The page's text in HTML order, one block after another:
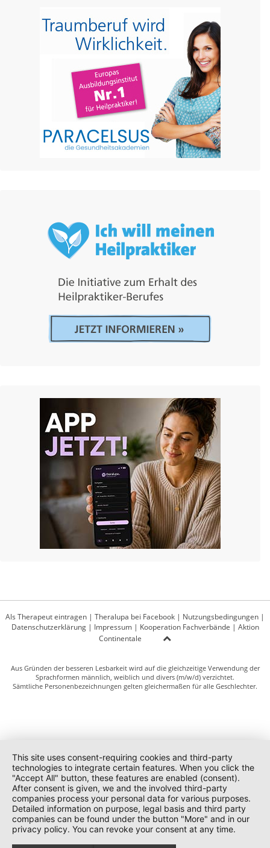
Als Therapeut eintragen | Theralupa bei Facebook | Nutzungsbedingungen |
Datenschutzerklärung| Impressum| Kooperation Fachverbände | Aktion
Continentale
Aus Gründen der besseren Lesbarkeit wird auf die gleichzeitige Verwendung der
Sprachformen männlich, weiblich und divers (m/w/d) verzichtet.
Sämtliche Personenbezeichnungen gelten gleichermaßen für alle Geschlechter.
This site uses consent-requiring cookies and third-party
technologies to integrate certain features. When you click the
"Accept All" button, these features are enabled (consent).
After consent is given, we and the involved third-party
companies process your personal data for various purposes.
Detailed information on purpose, legal basis and third party
companies can be found under the button "More" and in our
privacy policy. You can revoke your consent at any time.